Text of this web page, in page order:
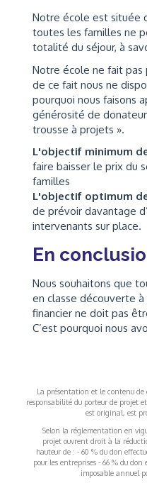
Notre école est située
toutes les familles ne
totalité du séjour, à
Notre école ne fait pas
de ce fait nous ne
pourquoi nous faisons
générosité de
trousse à projets ».
L'objectif minimum
faire baisser le prix du
familles
L'objectif optimum
de prévoir davantage
intervenants sur place.
En
Nous souhaitons que
en classe découverte à
financier ne doit pas
C’est pourquoi nous
La présentation et le contenu de
responsabilité du porteur de projet
est original, est
Selon la réglementation en
projet ouvrent droit à la
hauteur de : - 60 % du don
pour les entreprises - 66 % du
imposable annuel